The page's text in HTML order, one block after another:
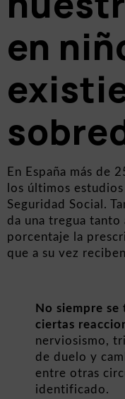
en
En España más de
los últimos
Seguridad Social.
da una tregua
porcentaje la
que a su vez
No siempre
ciertas
nerviosismo,
de duelo y
entre otras
identificado.